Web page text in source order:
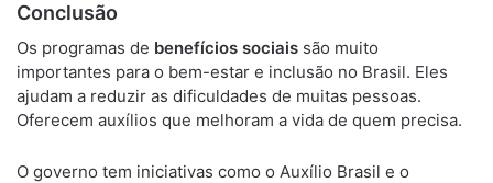
Conclusão
Os programas de benefícios sociais são muito
importantes para o bem-estar e inclusão no Brasil. Eles
ajudam a reduzir as dificuldades de muitas pessoas.
Oferecem auxílios que melhoram a vida de quem precisa.
O governo tem iniciativas como o Auxílio Brasil e o